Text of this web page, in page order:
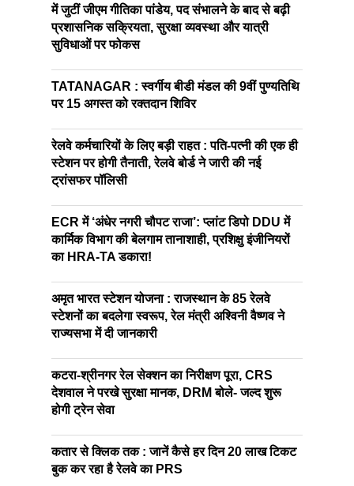
में जुटीं जीएम गीतिका पांडेय, पद संभालने के बाद से बढ़ी
प्रशासनिक सक्रियता, सुरक्षा व्यवस्था और यात्री
सुविधाओं पर फोकस
TATANAGAR : स्वर्गीय बीडी मंडल की 9वीं पुण्यतिथि
पर 15 अगस्त को रक्तदान शिविर
रेलवे कर्मचारियों के लिए बड़ी राहत : पति-पत्नी की एक ही
स्टेशन पर होगी तैनाती, रेलवे बोर्ड ने जारी की नई
ट्रांसफर पॉलिसी
ECR में ‘अंधेर नगरी चौपट राजा’: प्लांट डिपो DDU में
कार्मिक विभाग की बेलगाम तानाशाही, प्रशिक्षु इंजीनियरों
का HRA-TA डकारा!
अमृत भारत स्टेशन योजना : राजस्थान के 85 रेलवे
स्टेशनों का बदलेगा स्वरूप, रेल मंत्री अश्विनी वैष्णव ने
राज्यसभा में दी जानकारी
कटरा-श्रीनगर रेल सेक्शन का निरीक्षण पूरा, CRS
देशवाल ने परखे सुरक्षा मानक, DRM बोले- जल्द शुरू
होगी ट्रेन सेवा
कतार से क्लिक तक : जानें कैसे हर दिन 20 लाख टिकट
बुक कर रहा है रेलवे का PRS